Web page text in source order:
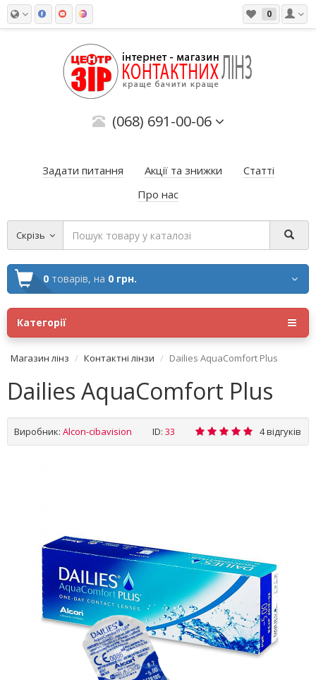
0
(068) 691-00-06
Задати питання Акції та знижки
Статті
Про нас
Скрізь
0 товарів, на 0 грн.
Категорії
Магазин лінз Контактні лінзи Dailies AquaComfort Plus
Dailies AquaComfort Plus
Виробник: Alcon-cibavision ID: 33 4 відгуків